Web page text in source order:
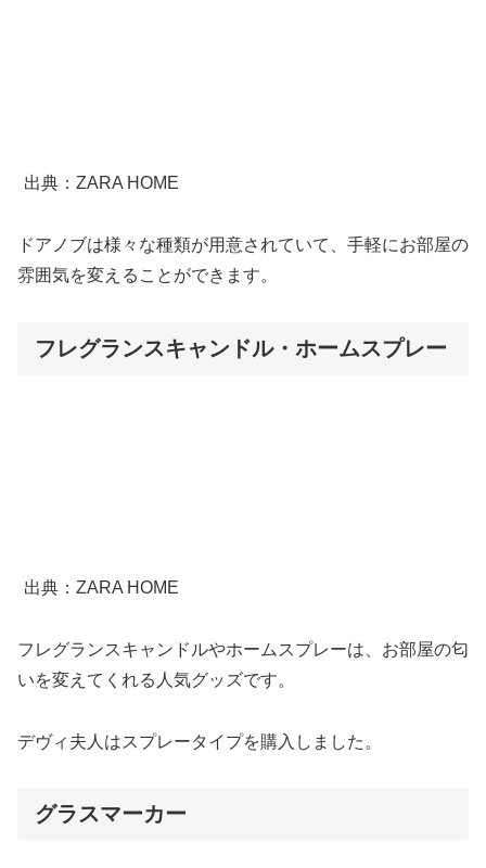
出典：ZARA HOME
ドアノブは様々な種類が用意されていて、手軽にお部屋の
雰囲気を変えることができます。
フレグランスキャンドル・ホームスプレー
出典：ZARA HOME
フレグランスキャンドルやホームスプレーは、お部屋の匂
いを変えてくれる人気グッズです。
デヴィ夫人はスプレータイプを購入しました。
グラスマーカー